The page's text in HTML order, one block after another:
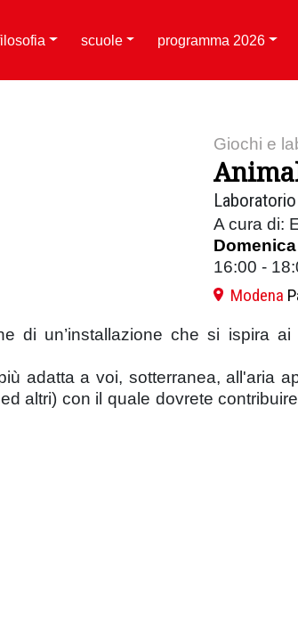
scuole programma 2026
Giochi e
A cura di:
16:00 -
Modena
di un’installazione che si ispira
adatta a voi, sotterranea, all'aria
altri) con il quale dovrete